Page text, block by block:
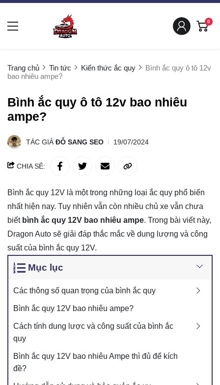
0
Trang chủ Tin tức Kiến thức ắc quy
Bình ắc quy ô tô 12v
bao nhiêu ampe?
Bình ắc quy ô tô 12v bao nhiêu
ampe?
TÁC GIẢĐỖ SANG SEO 19/07/2024
CHIA SẺ:
Bình ắc quy 12V là một trong những loại ắc quy phổ biến
nhất hiện nay. Tuy nhiên vẫn còn nhiều chủ xe vẫn chưa
biết bình ắc quy 12V bao nhiêu ampe. Trong bài viết này,
Dragon Auto sẽ giải đáp thắc mắc về dung lượng và công
suất của bình ắc quy 12V.
Mục lục
Các thông số quan trọng của bình ắc quy
Bình ắc quy 12V bao nhiêu ampe?
Cách tính dung lược và công suất của bình ắc
quy
Bình ắc quy 12V bao nhiêu Ampe thì đủ để kích
đề?